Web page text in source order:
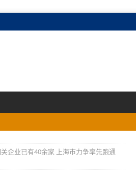
企业已有40余家 上海市力争率先跑通